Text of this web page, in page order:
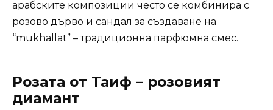
арабските композиции често се комбинира с
розово дърво и сандал за създаване на
“mukhallat” – традиционна парфюмна смес.
Розата от Таиф – розовият
диамант